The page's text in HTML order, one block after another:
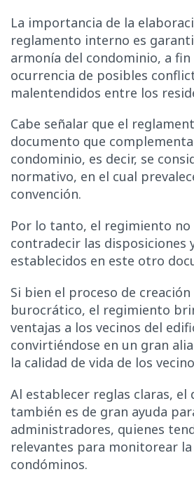
La importancia de la
reglamento interno es
armonía del condominio, a
ocurrencia de posibles
malentendidos entre los
Cabe señalar que el
documento que
condominio, es decir, se
normativo, en el cual
convención.
Por lo tanto, el regimiento no
contradecir las disposiciones
establecidos en este otro
Si bien el proceso de
burocrático, el regimiento
ventajas a los vecinos del
convirtiéndose en un gran
la calidad de vida de los
Al establecer reglas claras, el
también es de gran ayuda
administradores, quienes
relevantes para monitorear
condóminos.